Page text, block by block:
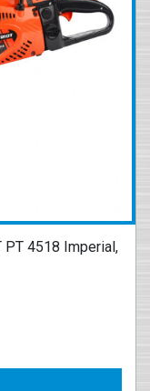
PT 4518 Imperial,